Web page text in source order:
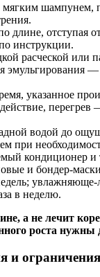
шампунем,
длине, отступая
инструкции.
расческой или
эмульгирования —
указанное
перегрев
водой до
при
кондиционер и
и
в неделю.
а не лечит
роста нужны
и ограничения